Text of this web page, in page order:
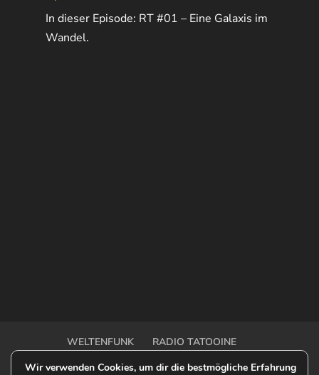
In dieser Episode: RT #01 – Eine Galaxis im
Wandel.
WELTENFUNK
RADIO TATOOINE
OUTER RIM TALK
OFF-MODEL ONE SHOT
Wir verwenden Cookies, um dir die bestmögliche Erfahrung